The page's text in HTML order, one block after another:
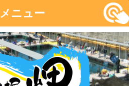
メニュー